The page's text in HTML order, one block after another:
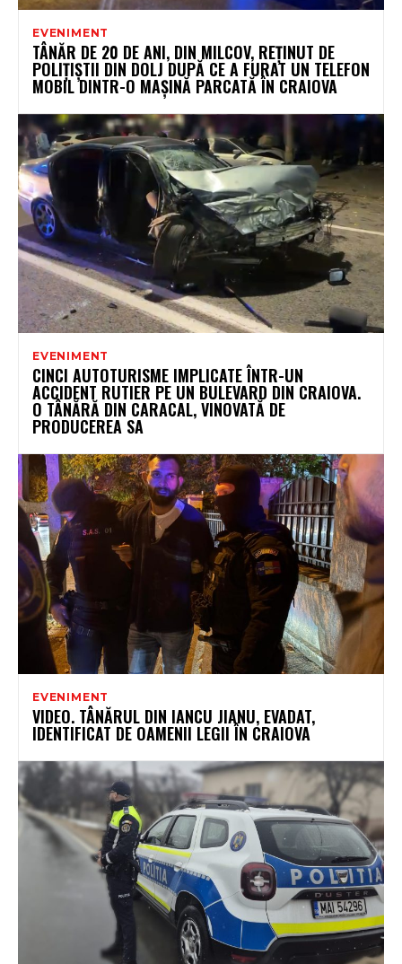
EVENIMENT
TÂNĂR DE 20 DE ANI, DIN MILCOV, REȚINUT DE
POLIȚIȘTII DIN DOLJ DUPĂ CE A FURAT UN TELEFON
MOBIL DINTR-O MAȘINĂ PARCATĂ ÎN CRAIOVA
EVENIMENT
CINCI AUTOTURISME IMPLICATE ÎNTR-UN
ACCIDENT RUTIER PE UN BULEVARD DIN CRAIOVA.
O TÂNĂRĂ DIN CARACAL, VINOVATĂ DE
PRODUCEREA SA
EVENIMENT
VIDEO. TÂNĂRUL DIN IANCU JIANU, EVADAT,
IDENTIFICAT DE OAMENII LEGII ÎN CRAIOVA